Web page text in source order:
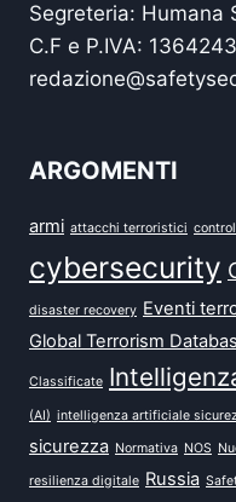
Segreteria: Humana
C.F e P.IVA:
ARGOMENTI
armi attacchi terroristici
cybersecurity
disaster recovery Eventi
Global Terrorism
Classificate
(AI) intelligenza artificiale
sicurezza Normativa NOS
resilienza digitale Russia